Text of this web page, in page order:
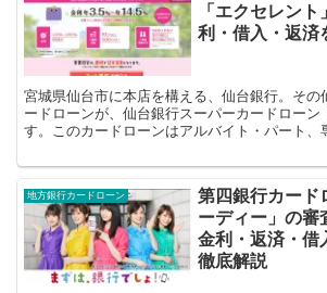
「エクセレン
利・借入・返済
宮城県仙台市に本店を構える、仙台銀行。その
ードローンが、仙台銀行スーパーカードローン
す。このカードローンはアルバイト・パート、
地方銀行カードローン
第四銀行カード
ーディー」の審
金利・返済・借
徹底解説